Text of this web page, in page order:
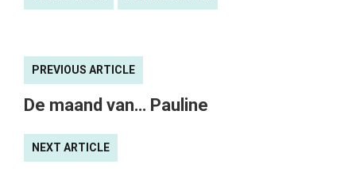
PREVIOUS ARTICLE
De maand van… Pauline
NEXT ARTICLE